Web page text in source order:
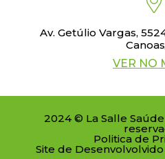
Av. Getúlio Vargas,
VER NO
2024 © La Salle
Politica de
Site de